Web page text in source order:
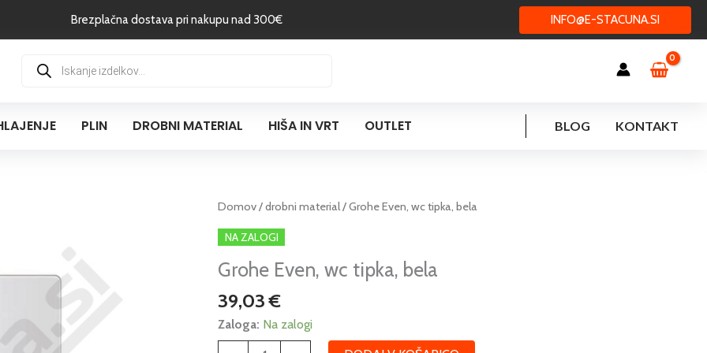
Brezplačna dostava pri nakupu nad 300€ INFO@E-STACUNA.SI
search
PLIN DROBNI MATERIAL HIŠA IN VRT OUTLET BLOG KONTAKT
Domov/drobni material/ Grohe Even, wc tipka, bela
NA ZALOGI
Grohe Even, wc tipka, bela
39,03€
Zaloga: Na zalogi
Grohe
Even,
wc
tipka,
količina